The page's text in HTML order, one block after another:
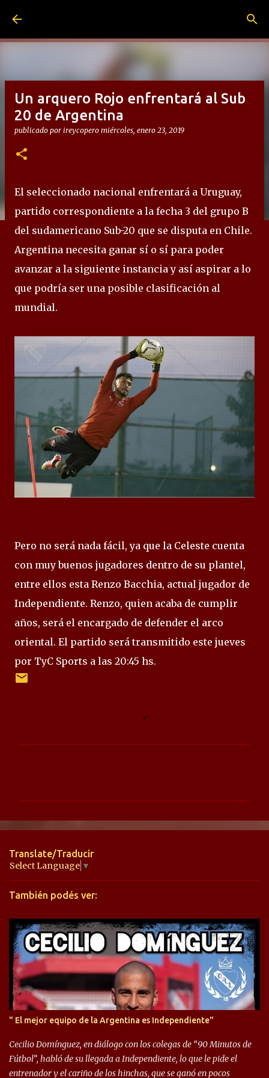
Un arquero Rojo enfrentará al Sub
20 de Argentina
publicado por ireycopero miércoles, enero 23, 2019
El seleccionado nacional enfrentará a Uruguay,
partido correspondiente a la fecha 3 del grupo B
del sudamericano Sub-20 que se disputa en Chile.
Argentina necesita ganar sí o sí para poder
avanzar a la siguiente instancia y así aspirar a lo
que podría ser una posible clasificación al
mundial.
Pero no será nada fácil, ya que la Celeste cuenta
con muy buenos jugadores dentro de su plantel,
entre ellos esta Renzo Bacchia, actual jugador de
Independiente. Renzo, quien acaba de cumplir
años, será el encargado de defender el arco
oriental. El partido será transmitido este jueves
por TyC Sports a las 20:45 hs.
n
a
r
i
s
Translate/Traducir
Select Language ▼
También podés ver:
" El mejor equipo de la Argentina es Independiente"
Cecilio Domínguez, en diálogo con los colegas de “90 Minutos de
Fútbol”, habló de su llegada a Independiente, lo que le pide el
entrenador y el cariño de los hinchas, que se ganó en pocos